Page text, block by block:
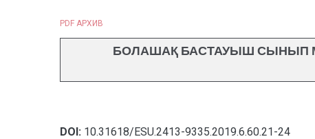
PDF АРХИВ
БОЛАШАҚ БАСТАУЫШ СЫНЫП
DOI: 10.31618/ESU.2413-9335.2019.6.60.21-24